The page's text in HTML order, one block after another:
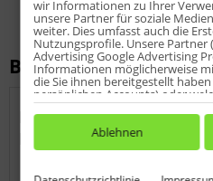
Beschreibung
HSK Exklusiv 2.0
Duschkabine
wir Informationen zu Ihrer
unsere Partner für soziale
weiter. Dies umfasst auch die
Nutzungsprofile. Unsere
Advertising Google Advertising
Informationen möglicherweise
die Sie ihnen bereitgestellt
persönlichen Accounts) oder
Nutzung der Dienste
anderer Geräte). Ihre
und Pixeln können Sie jederzeit
Datenschutz-Button links unten
Ablehnen